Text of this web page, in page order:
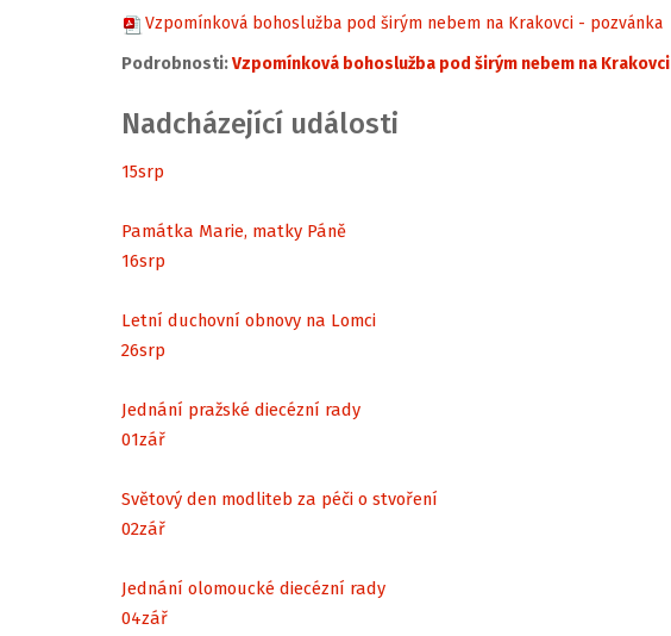
Vzpomínková bohoslužba pod širým nebem na Krakovci - pozvánka
Podrobnosti:Vzpomínková bohoslužba pod širým nebem na Krakovci
Nadcházející události
15srp
Památka Marie, matky Páně
16srp
Letní duchovní obnovy na Lomci
26srp
Jednání pražské diecézní rady
01zář
Světový den modliteb za péči o stvoření
02zář
Jednání olomoucké diecézní rady
04zář